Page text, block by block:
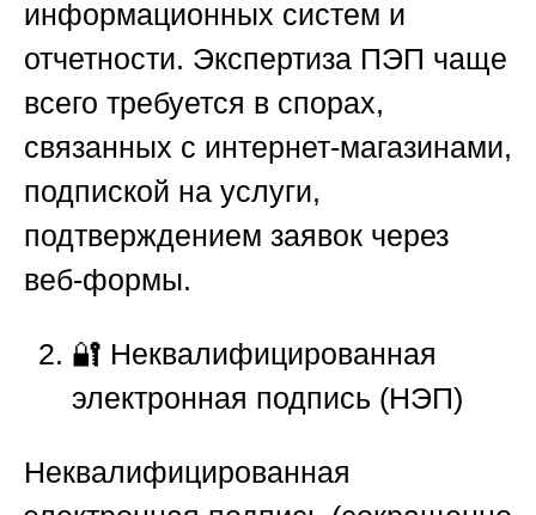
информационных систем и
отчетности. Экспертиза ПЭП чаще
всего требуется в спорах,
связанных с интернет-магазинами,
подпиской на услуги,
подтверждением заявок через
веб-формы.
🔐 Неквалифицированная
электронная подпись (НЭП)
Неквалифицированная